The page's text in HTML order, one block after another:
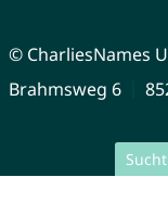
© CharliesNames
Brahmsweg 6